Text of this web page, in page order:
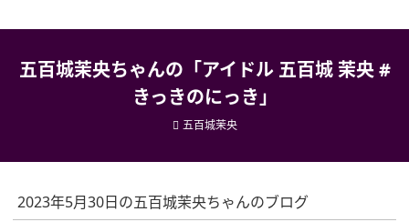
五百城茉央ちゃんの「アイドル 五百城 茉央 #
きっきのにっき」
五百城茉央
2023年5月30日の五百城茉央ちゃんのブログ